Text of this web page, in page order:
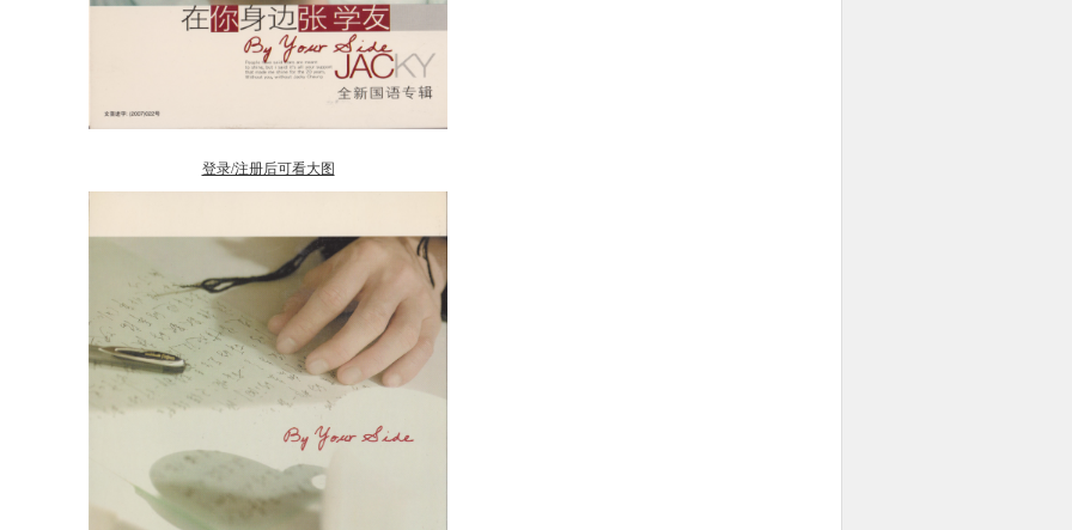
登录/注册后可看大图